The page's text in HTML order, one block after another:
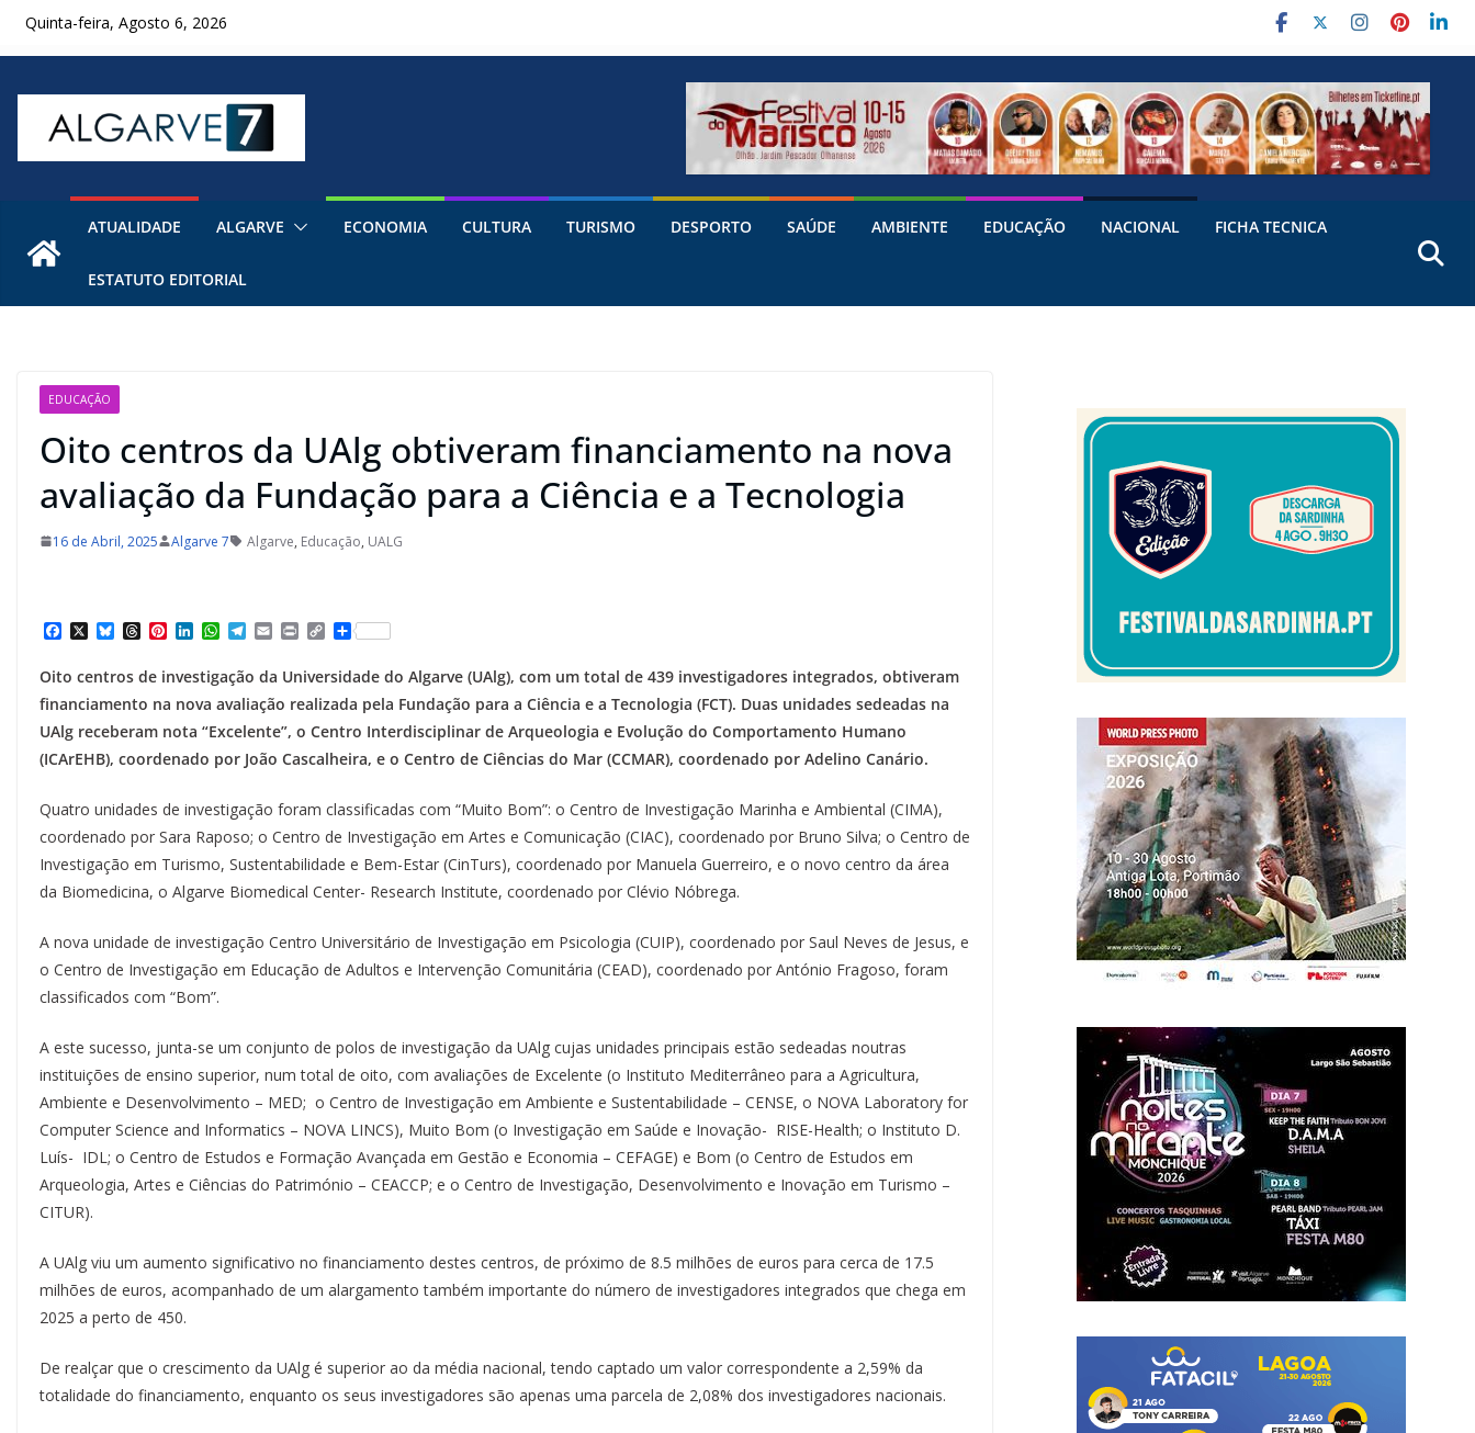
SkipQuinta-feira, Agosto 6, 2026
ATUALIDADE ALGARVE ECONOMIA CULTURA TURISMO DESPORTO SAÚDE AMBIENTE EDUCAÇÃO NACIONAL FICHA TECNICA
ESTATUTO EDITORIAL
EDUCAÇÃO
Oito centros da UAlg obtiveram financiamento na nova
avaliação da Fundação para a Ciência e a Tecnologia
16 de Abril, 2025 Algarve 7 Algarve, Educação, UALG
a
e
b
o
o
k
X B
e
s
k
y
T
h
r
e
a
d
s
P
t
e
r
e
s
t
L
n
k
e
d
I
n
W
h
t
s
A
p
p
T
e
e
g
r
a
m
E
m
i
l
P
n
t
C
o
y
L
i
n
k
S
h
r
e
Oito centros de investigação da Universidade do Algarve (UAlg), com um total de 439 investigadores integrados, obtiveram
financiamento na nova avaliação realizada pela Fundação para a Ciência e a Tecnologia (FCT). Duas unidades sedeadas na
UAlg receberam nota “Excelente”, o Centro Interdisciplinar de Arqueologia e Evolução do Comportamento Humano
(ICArEHB), coordenado por João Cascalheira, e o Centro de Ciências do Mar (CCMAR), coordenado por Adelino Canário.
Quatro unidades de investigação foram classificadas com “Muito Bom”: o Centro de Investigação Marinha e Ambiental (CIMA),
coordenado por Sara Raposo; o Centro de Investigação em Artes e Comunicação (CIAC), coordenado por Bruno Silva; o Centro de
Investigação em Turismo, Sustentabilidade e Bem-Estar (CinTurs), coordenado por Manuela Guerreiro, e o novo centro da área
da Biomedicina, o Algarve Biomedical Center- Research Institute, coordenado por Clévio Nóbrega.
A nova unidade de investigação Centro Universitário de Investigação em Psicologia (CUIP), coordenado por Saul Neves de Jesus, e
o Centro de Investigação em Educação de Adultos e Intervenção Comunitária (CEAD), coordenado por António Fragoso, foram
classificados com “Bom”.
A este sucesso, junta-se um conjunto de polos de investigação da UAlg cujas unidades principais estão sedeadas noutras
instituições de ensino superior, num total de oito, com avaliações de Excelente (o Instituto Mediterrâneo para a Agricultura,
Ambiente e Desenvolvimento – MED; o Centro de Investigação em Ambiente e Sustentabilidade – CENSE, o NOVA Laboratory for
Computer Science and Informatics – NOVA LINCS), Muito Bom (o Investigação em Saúde e Inovação- RISE-Health; o Instituto D.
Luís- IDL; o Centro de Estudos e Formação Avançada em Gestão e Economia – CEFAGE) e Bom (o Centro de Estudos em
Arqueologia, Artes e Ciências do Património – CEACCP; e o Centro de Investigação, Desenvolvimento e Inovação em Turismo –
CITUR).
A UAlg viu um aumento significativo no financiamento destes centros, de próximo de 8.5 milhões de euros para cerca de 17.5
milhões de euros, acompanhado de um alargamento também importante do número de investigadores integrados que chega em
2025 a perto de 450.
De realçar que o crescimento da UAlg é superior ao da média nacional, tendo captado um valor correspondente a 2,59% da
totalidade do financiamento, enquanto os seus investigadores são apenas uma parcela de 2,08% dos investigadores nacionais.